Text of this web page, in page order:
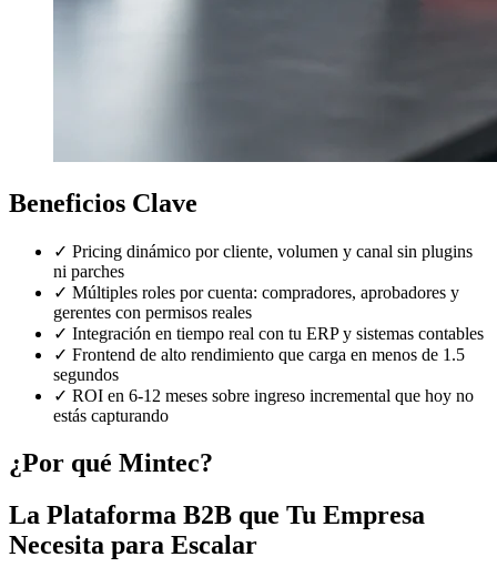
Beneficios Clave
✓ Pricing dinámico por cliente, volumen y canal sin plugins
ni parches
✓ Múltiples roles por cuenta: compradores, aprobadores y
gerentes con permisos reales
✓ Integración en tiempo real con tu ERP y sistemas contables
✓ Frontend de alto rendimiento que carga en menos de 1.5
segundos
✓ ROI en 6-12 meses sobre ingreso incremental que hoy no
estás capturando
¿Por qué Mintec?
La Plataforma B2B que Tu Empresa
Necesita para Escalar